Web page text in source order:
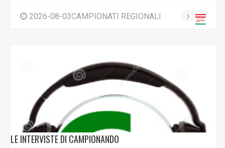
2026-08-03CAMPIONATI REGIONALI
LE INTERVISTE DI CAMPIONANDO